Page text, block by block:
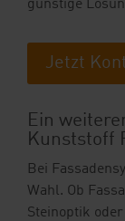
günstige
Jetzt
Ein
Kunststoff
Bei
Wahl. Ob
Steinoptik